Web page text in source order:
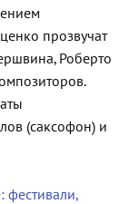
прозвучат
Роберто
(саксофон) и
фестивали,